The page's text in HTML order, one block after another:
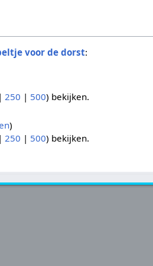
voor de dorst:
| 250 | 500) bekijken.
)
|250 | 500) bekijken.